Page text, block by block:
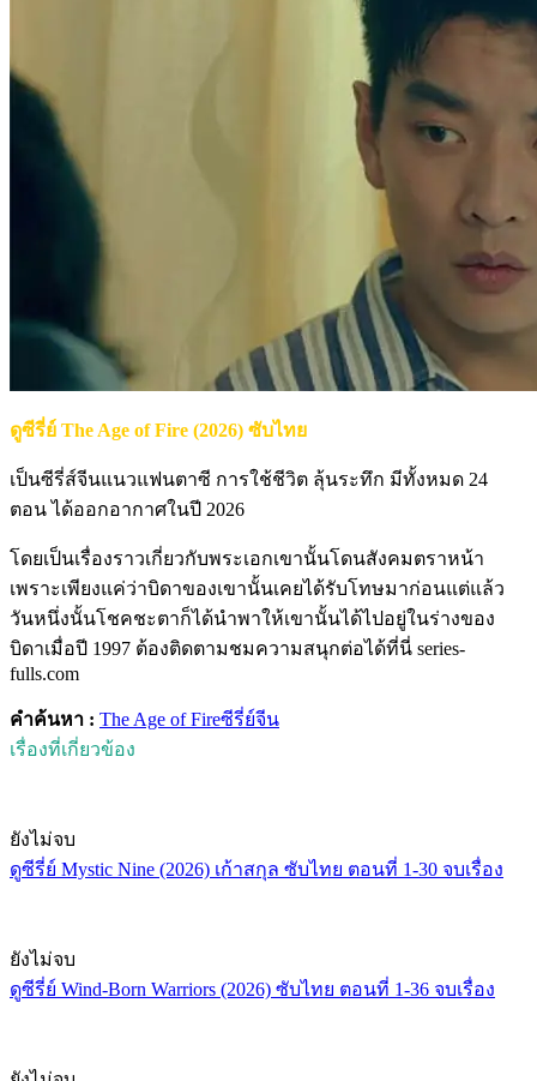
ดูซีรี่ย์ The Age of Fire (2026) ซับไทย
เป็นซีรี่ส์จีนแนวแฟนตาซี การใช้ชีวิต ลุ้นระทึก มีทั้งหมด 24
ตอน ได้ออกอากาศในปี 2026
โดยเป็นเรื่องราวเกี่ยวกับพระเอกเขานั้นโดนสังคมตราหน้า
เพราะเพียงแค่ว่าบิดาของเขานั้นเคยได้รับโทษมาก่อนแต่แล้ว
วันหนึ่งนั้นโชคชะตาก็ได้นำพาให้เขานั้นได้ไปอยู่ในร่างของ
บิดาเมื่อปี 1997 ต้องติดตามชมความสนุกต่อได้ที่นี่ series-
fulls.com
คำค้นหา : The Age of Fireซีรี่ย์จีน
เรื่องที่เกี่ยวข้อง
ยังไม่จบ
ดูซีรี่ย์ Mystic Nine (2026) เก้าสกุล ซับไทย ตอนที่ 1-30 จบเรื่อง
ยังไม่จบ
ดูซีรี่ย์ Wind-Born Warriors (2026) ซับไทย ตอนที่ 1-36 จบเรื่อง